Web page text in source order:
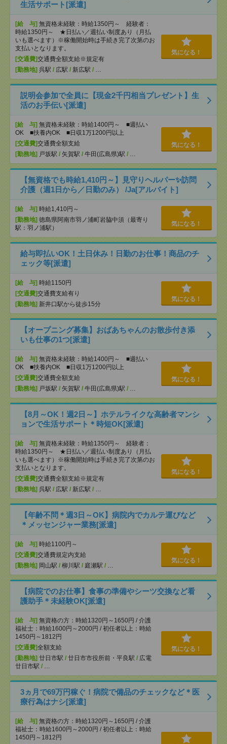
生活サポート[派遣]
[給 与] 無資格未経験：時給1350円～ 経験者：
時給1350円～ ★日払い／週払い制度あり（月払
いも選べます）※稼働開始時は手続き完了次第のお
支払いとなります。
[交通費]交通費全額支給※規定有
[勤務地] 呉駅 / 広駅 / 新広駅 / …
気になる！
説明会参加で全員に【現金2千円相当プレゼント】生
活のお手伝い[派遣]
[給 与] 無資格未経験：時給1400円～ ■週払い
OK ■扶養内OK ■日収1万1200円以上
[交通費]交通費全額支給
[勤務地] 戸坂駅 / 矢賀駅 / 牛田(広島県)駅 / …
気になる！
【無資格でも時給1,410円～】見守りヘルパー✨訪問
介護（週1日から／日勤のみ） /Ja[アルバイト]
[給 与] 時給1,410円～
[勤務地] 徳島県阿南市羽ノ浦町岩脇中須（最寄り
駅：羽ノ浦駅）
気になる！
給与即払いOK！土日休み！日勤のお仕事！商品のチ
ェック等[派遣]
[給 与] 時給1150円
[交通費]交通費支給有り
[勤務地] 新井口駅から徒歩15分
気になる！
【オープニング募集】おばあちゃんのお散歩付き添
いも仕事の1つ[派遣]
[給 与] 無資格未経験：時給1400円～ ■週払い
OK ■扶養内OK ■日収1万1200円以上
[交通費]交通費全額支給
[勤務地] 戸坂駅 / 矢賀駅 / 牛田(広島県)駅 / …
気になる！
【8月～OK！週2日～】ホテルライクな高齢者マンシ
ョンで生活サポート＊時短OK[派遣]
[給 与] 無資格未経験：時給1350円～ 経験者：
時給1350円～ ★日払い／週払い制度あり（月払
いも選べます）※稼働開始時は手続き完了次第のお
支払いとなります。
[交通費]交通費全額支給※規定有
[勤務地] 呉駅 / 広駅 / 新広駅 / …
気になる！
【年齢不問＊週3日～OK】病院内でカルテ運びなど
＊メッセンジャー業務[派遣]
[給 与] 時給1100円～
[交通費]交通費規定内支給
[勤務地] 岡山駅 / 柳川駅 / 庭瀬駅 / …
気になる！
【病院でのお仕事】食事の準備やシーツ交換など看
護助手＊未経験OK[派遣]
[給 与] 無資格の方：時給1320円～1650円 / 介護
福祉士：時給1600円～2000円 / 初任者以上：時給
1450円～1812円
[交通費]全額支給
[勤務地] 廿日市駅 / 廿日市市役所前・平良駅 / 広電
廿日市駅 / …
気になる！
3ヵ月で69万円稼ぐ！病院で備品のチェックなど＊医
療行為はナシ[派遣]
[給 与] 無資格の方：時給1320円～1650円 / 介護
福祉士：時給1600円～2000円 / 初任者以上：時給
1450円～1812円